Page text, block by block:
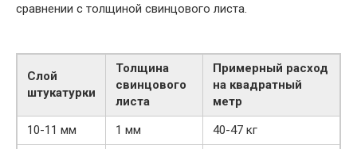
сравнении с толщиной свинцового листа.
Слой
штукатурки
Толщина
свинцового
листа
Примерный расход
на квадратный
метр
10-11 мм
1 мм
40-47 кг